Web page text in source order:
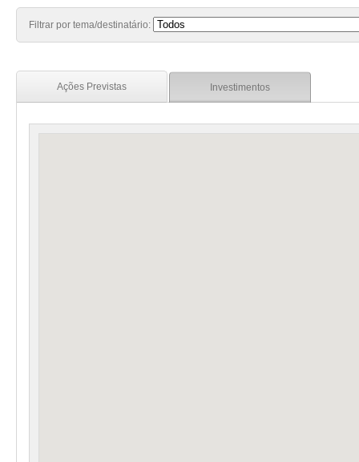
Filtrar por tema/destinatário:
Ações Previstas Investimentos